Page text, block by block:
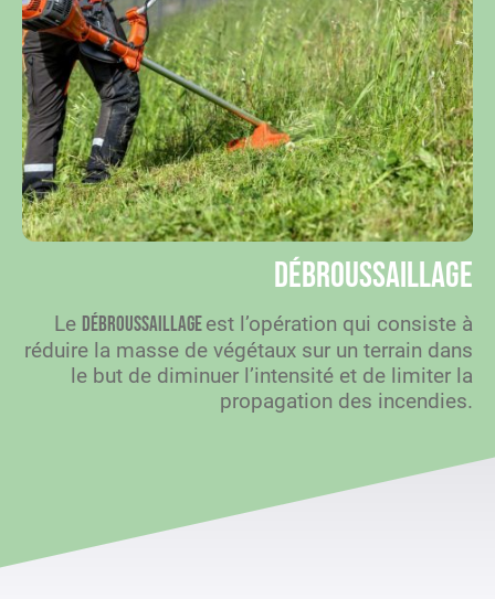
Le débroussaillageest l’opération qui consiste à
réduire la masse de végétaux sur un terrain dans
le but de diminuer l’intensité et de limiter la
propagation des incendies.
Débroussaillage